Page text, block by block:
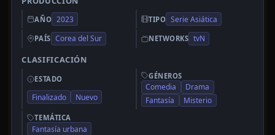
AÑO 2023 TIPO Serie Asiática
PAÍS Corea del Sur NETWORKS tvN
CLASIFICACIÓN
ESTADO
Finalizado Nuevo
GÉNEROS
Comedia
Drama
Fantasía
Misterio
TEMÁTICA
Fantasía urbana